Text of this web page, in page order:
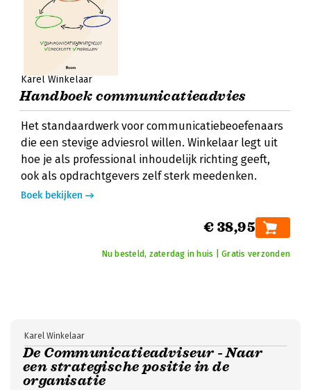
Karel Winkelaar
Handboek communicatieadvies
Het standaardwerk voor communicatiebeoefenaars
die een stevige adviesrol willen. Winkelaar legt uit
hoe je als professional inhoudelijk richting geeft,
ook als opdrachtgevers zelf sterk meedenken.
Boek bekijken
€ 38,95
Nu besteld, zaterdag in huis | Gratis verzonden
De Communicatieadviseur - Naar
een strategische positie in de
organisatie
Karel Winkelaar